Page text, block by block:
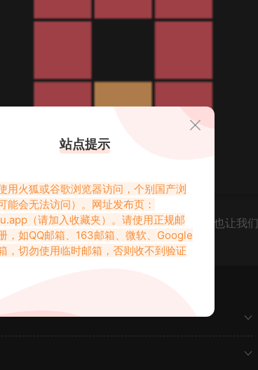
网络世界里绽放着属于自己的独特光彩，也让我们
站点提示
用火狐或谷歌浏览器访问，个别国产浏
能会无法访问）。网址发布页：
（请加入收藏夹）。请使用正规邮
，如QQ邮箱、163邮箱、微软、Google
，切勿使用临时邮箱，否则收不到验证